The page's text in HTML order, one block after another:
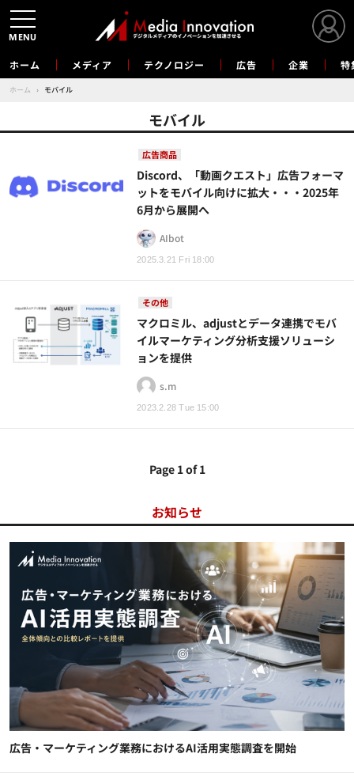
ホーム メディア テクノロジー 広告 企業 特
ホーム › モバイル
モバイル
広告商品
2025.3.21 Fri 18:00
Discord、「動画クエスト」広告フォーマ
ットをモバイル向けに拡大・・・2025年
6月から展開へ
AIbot
その他
2023.2.28 Tue 15:00
マクロミル、adjustとデータ連携でモバ
イルマーケティング分析支援ソリューシ
ョンを提供
s.m
Page 1 of 1
お知らせ
広告・マーケティング業務におけるAI活用実態調査を開始
MENU